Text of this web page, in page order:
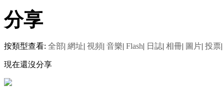
分享
按類型查看: 全部| 網址| 視頻| 音樂| Flash| 日誌| 相冊| 圖片| 投票|
現在還沒分享